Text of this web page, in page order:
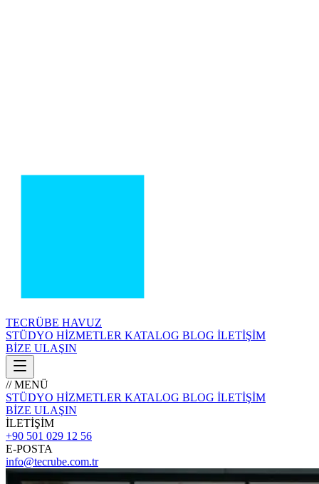
TECRÜBE HAVUZ
STÜDYO HİZMETLER KATALOG BLOG İLETİŞİM
BİZE ULAŞIN
// MENÜ
STÜDYO HİZMETLER KATALOG BLOG İLETİŞİM
BİZE ULAŞIN
İLETİŞİM
+90 501 029 12 56
E-POSTA
info@tecrube.com.tr